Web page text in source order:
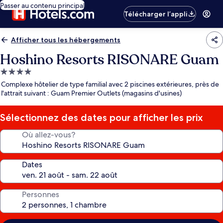
Passer au contenu principal
Télécharger l’appli
Afficher tous les hébergements
Hoshino Resorts RISONARE Guam
Hébergement
4.0 étoiles
Complexe hôtelier de type familial avec 2 piscines extérieures, près de
l'attrait suivant : Guam Premier Outlets (magasins d'usines)
Sélectionnez des dates pour afficher les prix
Où allez-vous?
Dates
Personnes